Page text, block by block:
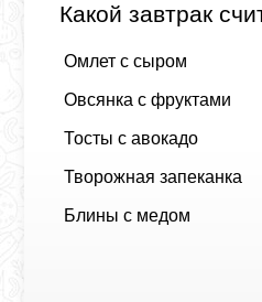
Какой завтрак
Омлет с сыром
Овсянка с фруктами
Тосты с авокадо
Творожная запеканка
Блины с медом